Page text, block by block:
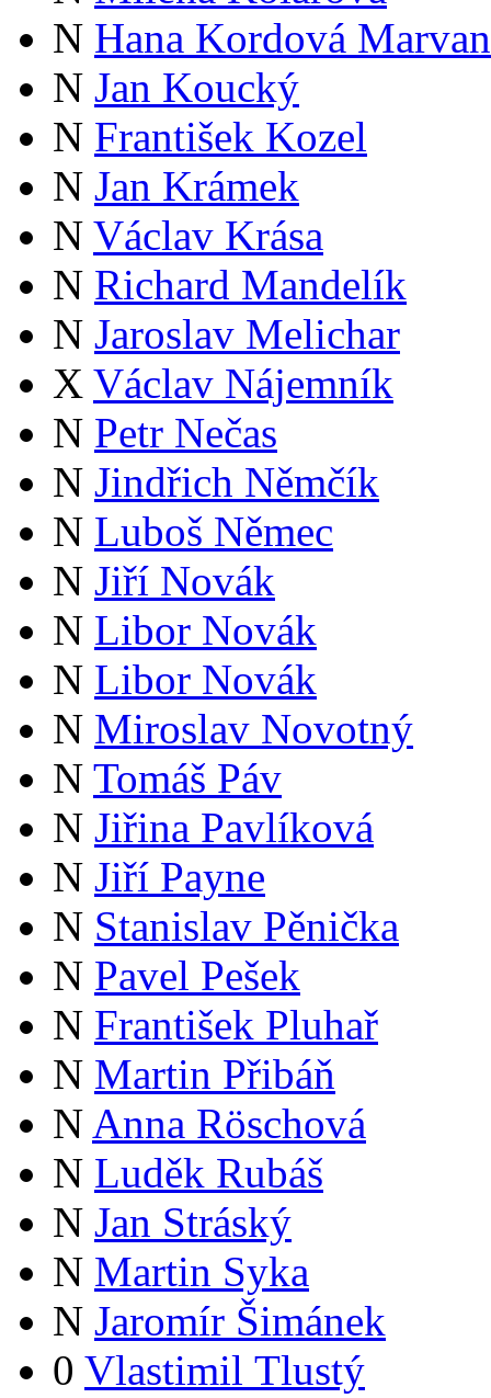
N Hana Kordová
N Jan Koucký
N František Kozel
N Jan Krámek
N Václav Krása
N Richard Mandelík
N Jaroslav Melichar
X Václav Nájemník
N Petr Nečas
N Jindřich Němčík
N Luboš Němec
N Jiří Novák
N Libor Novák
N Libor Novák
N Miroslav Novotný
N Tomáš Páv
N Jiřina Pavlíková
N Jiří Payne
N Stanislav Pěnička
N Pavel Pešek
N František Pluhař
N Martin Přibáň
N Anna Röschová
N Luděk Rubáš
N Jan Stráský
N Martin Syka
N Jaromír Šimánek
0 Vlastimil Tlustý